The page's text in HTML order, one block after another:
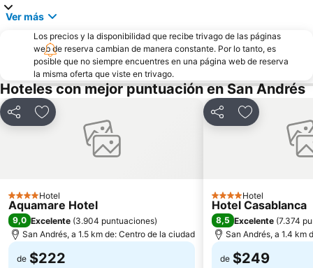
Ver más
Los precios y la disponibilidad que recibe trivago de las páginas
web de reserva cambian de manera constante. Por lo tanto, es
posible que no siempre encuentres en una página web de reserva
la misma oferta que viste en trivago.
Hoteles con mejor puntuación en San Andrés
CompartirAgregar a favoritos
4 Estrellas
Hotel
Aquamare Hotel
9,0 Excelente (3.904 puntuaciones)
San Andrés, a 1.5 km de: Centro de la ciudad
de $222
CompartirAgregar a
4 Estrellas
Hotel
Hotel Casablanca
8,5 Excelente (7.374
San Andrés, a 1.4 km
de $249